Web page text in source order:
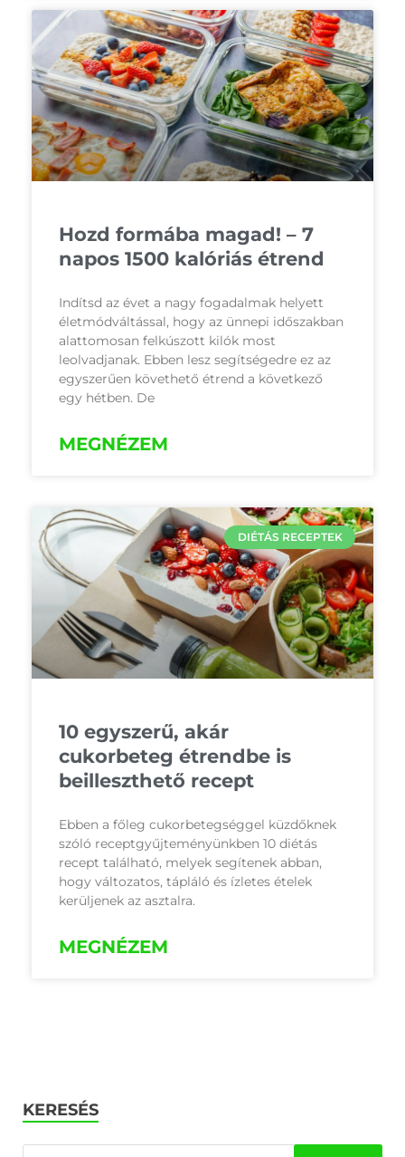
Hozd formába magad! – 7
napos 1500 kalóriás étrend
Indítsd az évet a nagy fogadalmak helyett
életmódváltással, hogy az ünnepi időszakban
alattomosan felkúszott kilók most
leolvadjanak. Ebben lesz segítségedre ez az
egyszerűen követhető étrend a következő
egy hétben. De
MEGNÉZEM
DIÉTÁS RECEPTEK
10 egyszerű, akár
cukorbeteg étrendbe is
beilleszthető recept
Ebben a főleg cukorbetegséggel küzdőknek
szóló receptgyűjteményünkben 10 diétás
recept található, melyek segítenek abban,
hogy változatos, tápláló és ízletes ételek
kerüljenek az asztalra.
MEGNÉZEM
KERESÉS